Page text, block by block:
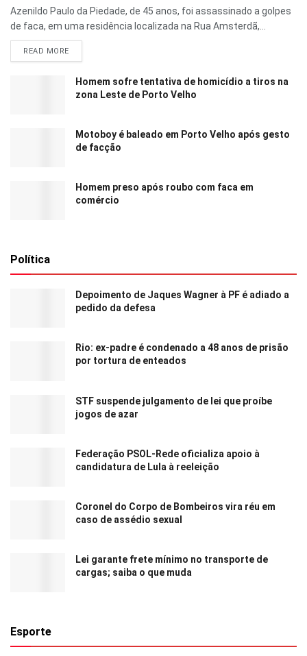
Azenildo Paulo da Piedade, de 45 anos, foi assassinado a golpes
de faca, em uma residência localizada na Rua Amsterdã,...
READ MORE
Homem sofre tentativa de homicídio a tiros na
zona Leste de Porto Velho
Motoboy é baleado em Porto Velho após gesto
de facção
Homem preso após roubo com faca em
comércio
Política
Depoimento de Jaques Wagner à PF é adiado a
pedido da defesa
Rio: ex-padre é condenado a 48 anos de prisão
por tortura de enteados
STF suspende julgamento de lei que proíbe
jogos de azar
Federação PSOL-Rede oficializa apoio à
candidatura de Lula à reeleição
Coronel do Corpo de Bombeiros vira réu em
caso de assédio sexual
Lei garante frete mínimo no transporte de
cargas; saiba o que muda
Esporte